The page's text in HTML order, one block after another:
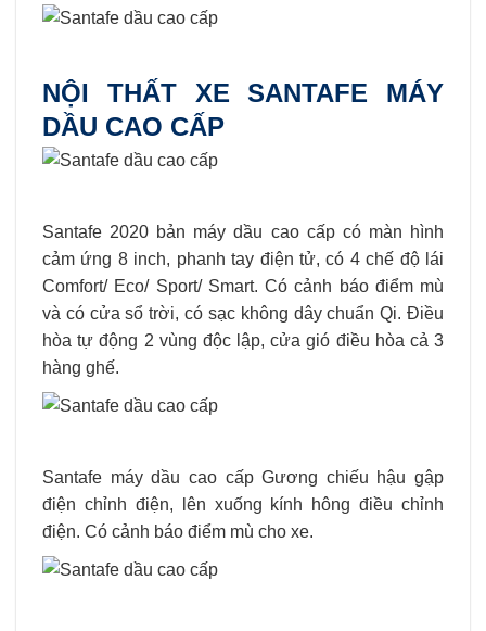
NỘI THẤT XE SANTAFE MÁY
DẦU CAO CẤP
Santafe 2020 bản máy dầu cao cấp có màn hình
cảm ứng 8 inch, phanh tay điện tử, có 4 chế độ lái
Comfort/ Eco/ Sport/ Smart. Có cảnh báo điểm mù
và có cửa sổ trời, có sạc không dây chuẩn Qi. Điều
hòa tự động 2 vùng độc lập, cửa gió điều hòa cả 3
hàng ghế.
Santafe máy dầu cao cấp Gương chiếu hậu gập
điện chỉnh điện, lên xuống kính hông điều chỉnh
điện. Có cảnh báo điểm mù cho xe.